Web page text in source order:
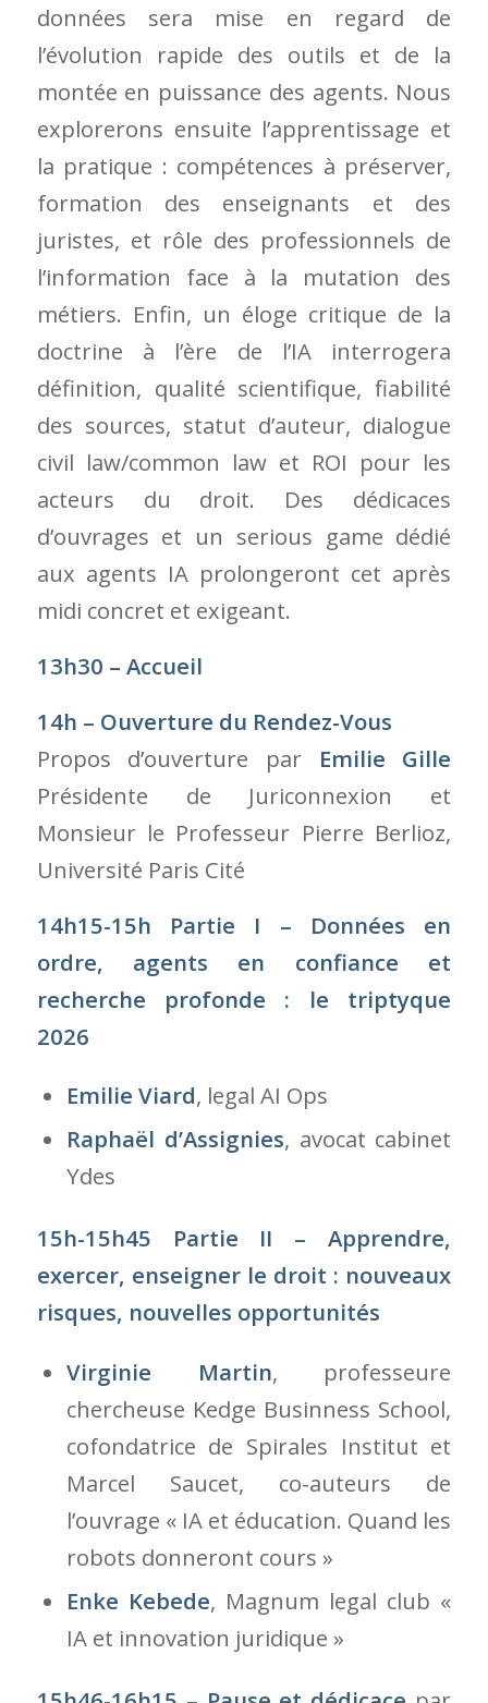
données sera mise en regard de
l’évolution rapide des outils et de la
montée en puissance des agents. Nous
explorerons ensuite l’apprentissage et
la pratique : compétences à préserver,
formation des enseignants et des
juristes, et rôle des professionnels de
l’information face à la mutation des
métiers. Enfin, un éloge critique de la
doctrine à l’ère de l’IA interrogera
définition, qualité scientifique, fiabilité
des sources, statut d’auteur, dialogue
civil law/common law et ROI pour les
acteurs du droit. Des dédicaces
d’ouvrages et un serious game dédié
aux agents IA prolongeront cet après
midi concret et exigeant.
13h30 – Accueil
14h – Ouverture du Rendez-Vous
Propos d’ouverture par Emilie Gille
Présidente de Juriconnexion et
Monsieur le Professeur Pierre Berlioz,
Université Paris Cité
14h15-15h Partie I – Données en
ordre, agents en confiance et
recherche profonde : le triptyque
2026
Emilie Viard, legal AI Ops
Raphaël d’Assignies, avocat cabinet
Ydes
15h-15h45 Partie II – Apprendre,
exercer, enseigner le droit : nouveaux
risques, nouvelles opportunités
Virginie Martin, professeure
chercheuse Kedge Businness School,
cofondatrice de Spirales Institut et
Marcel Saucet, co-auteurs de
l’ouvrage « IA et éducation. Quand les
robots donneront cours »
Enke Kebede, Magnum legal club «
IA et innovation juridique »